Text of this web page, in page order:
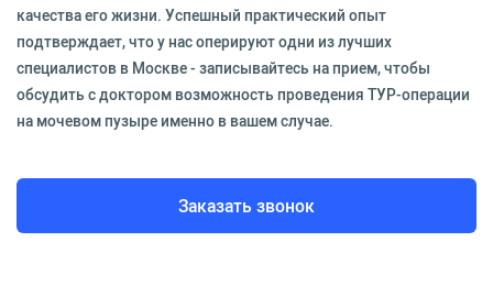
качества его жизни. Успешный практический опыт
подтверждает, что у нас оперируют одни из лучших
специалистов в Москве - записывайтесь на прием, чтобы
обсудить с доктором возможность проведения ТУР-операции
на мочевом пузыре именно в вашем случае.
Заказать звонок